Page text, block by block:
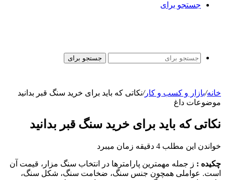
جستجو برای
جستجو برای
خانه/بازار و کسب و کار/نکاتی که باید برای خرید سنگ قبر بدانید
موضوعات داغ
نکاتی که باید برای خرید سنگ قبر بدانید
خواندن این مطلب 4 دقیقه زمان میبرد
چکیده : ز جمله مهمترین پارامترها در انتخاب سنگ مزار، قیمت آن
است. عواملی همچون جنس سنگ، ضخامت سنگ، شکل سنگ،